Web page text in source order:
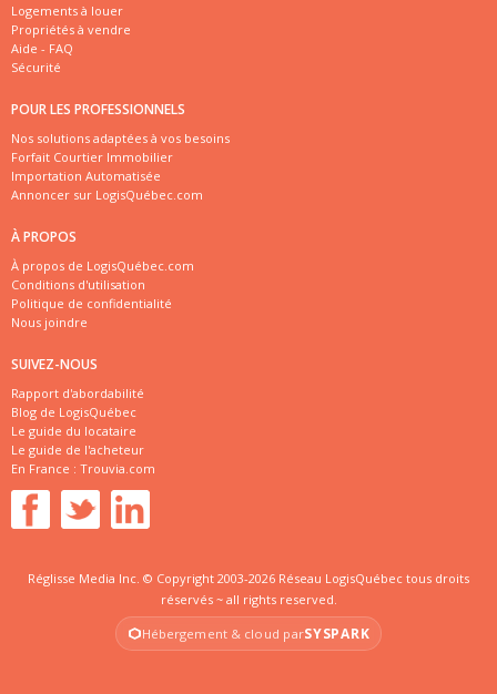
Logements à louer
Propriétés à vendre
Aide - FAQ
Sécurité
POUR LES PROFESSIONNELS
Nos solutions adaptées à vos besoins
Forfait Courtier Immobilier
Importation Automatisée
Annoncer sur LogisQuébec.com
À PROPOS
À propos de LogisQuébec.com
Conditions d'utilisation
Politique de confidentialité
Nous joindre
SUIVEZ-NOUS
Rapport d'abordabilité
Blog de LogisQuébec
Le guide du locataire
Le guide de l'acheteur
En France : Trouvia.com
Réglisse Media Inc. © Copyright 2003-2026 Réseau LogisQuébec tous droits
réservés ~ all rights reserved.
Hébergement & cloud parSYSPARK